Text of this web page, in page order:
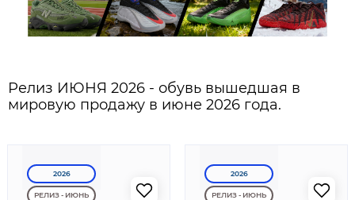
Релиз ИЮНЯ 2026 - обувь вышедшая в
мировую продажу в июне 2026 года.
2026
РЕЛИЗ - ИЮНЬ
2026
РЕЛИЗ - ИЮНЬ